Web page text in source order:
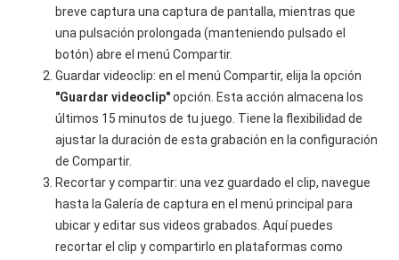
breve captura una captura de pantalla, mientras que
una pulsación prolongada (manteniendo pulsado el
botón) abre el menú Compartir.
Guardar videoclip: en el menú Compartir, elija la opción
"Guardar videoclip"opción. Esta acción almacena los
últimos 15 minutos de tu juego. Tiene la flexibilidad de
ajustar la duración de esta grabación en la configuración
de Compartir.
Recortar y compartir: una vez guardado el clip, navegue
hasta la Galería de captura en el menú principal para
ubicar y editar sus videos grabados. Aquí puedes
recortar el clip y compartirlo en plataformas como